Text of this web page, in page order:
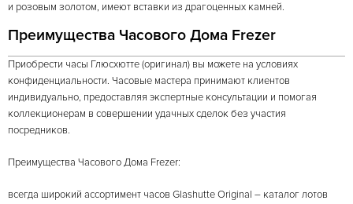
и розовым золотом, имеют вставки из драгоценных камней.
Преимущества Часового Дома Frezer
Приобрести часы Глюсхютте (оригинал) вы можете на условиях
конфиденциальности. Часовые мастера принимают клиентов
индивидуально, предоставляя экспертные консультации и помогая
коллекционерам в совершении удачных сделок без участия
посредников.
Преимущества Часового Дома Frezer:
всегда широкий ассортимент часов Glashutte Original – каталог лотов